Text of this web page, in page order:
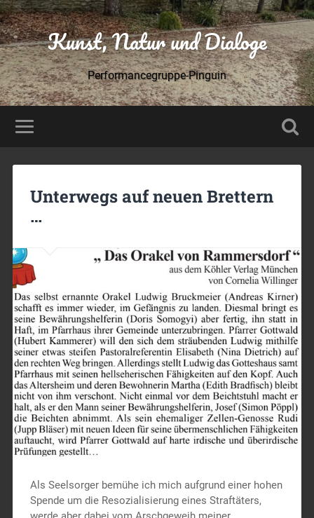
Kunst, Natur und Dialoge
Performancegruppe-Pinguin
Unterwegs auf neuen Brettern
…
Als Seelsorger bemühe ich mich aufgrund einer hohen
Spende um die Resozialisierung eines Straftäters,